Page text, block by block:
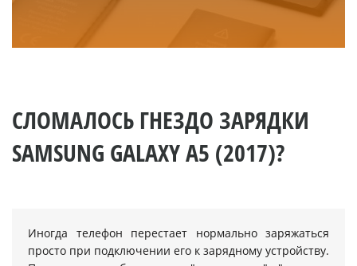
СЛОМАЛОСЬ ГНЕЗДО ЗАРЯДКИ
SAMSUNG GALAXY A5 (2017)?
Иногда телефон перестает нормально заряжаться
просто при подключении его к зарядному устройству.